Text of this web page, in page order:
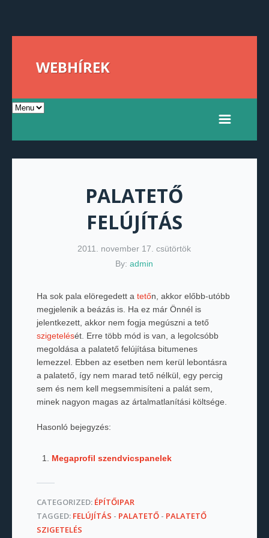
WEBHÍREK
PALATETŐ
FELÚJÍTÁS
2011. november 17. csütörtök
By:admin
Ha sok pala elöregedett a tetőn, akkor előbb-utóbb
megjelenik a beázás is. Ha ez már Önnél is
jelentkezett, akkor nem fogja megúszni a tető
szigetelését. Erre több mód is van, a legolcsóbb
megoldása a palatető felújítása bitumenes
lemezzel. Ebben az esetben nem kerül lebontásra
a palatető, így nem marad tető nélkül, egy percig
sem és nem kell megsemmisíteni a palát sem,
minek nagyon magas az ártalmatlanítási költsége.
Hasonló bejegyzés:
Megaprofil szendvicspanelek
CATEGORIZED: ÉPÍTŐIPAR
TAGGED: FELÚJÍTÁS - PALATETŐ- PALATETŐ
SZIGETELÉS